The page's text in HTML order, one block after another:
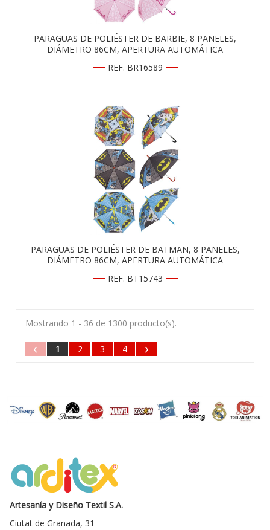
PARAGUAS DE POLIÉSTER DE BARBIE, 8 PANELES,
DIÁMETRO 86CM, APERTURA AUTOMÁTICA
REF. BR16589
PARAGUAS DE POLIÉSTER DE BATMAN, 8 PANELES,
DIÁMETRO 86CM, APERTURA AUTOMÁTICA
REF. BT15743
Mostrando 1 - 36 de 1300 producto(s).
‹ 1 2 3 4 ›
Artesanía y Diseño Textil S.A.
Ciutat de Granada, 31